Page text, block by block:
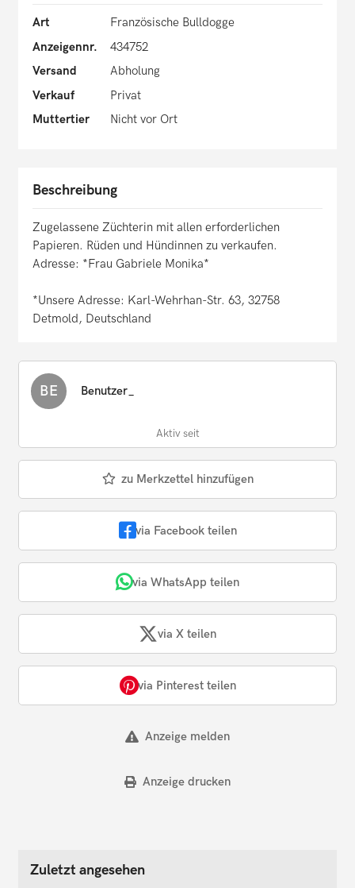
Art
Französische Bulldogge
Anzeigennr.
434752
Versand
Abholung
Verkauf
Privat
Muttertier
Nicht vor Ort
Beschreibung
Zugelassene Züchterin mit allen erforderlichen
Papieren. Rüden und Hündinnen zu verkaufen.
Adresse: *Frau Gabriele Monika*
*Unsere Adresse: Karl-Wehrhan-Str. 63, 32758
Detmold, Deutschland
BE Benutzer_
Aktiv seit
zu Merkzettel hinzufügen
via Facebook teilen
via WhatsApp teilen
via X teilen
via Pinterest teilen
Anzeige melden
Anzeige drucken
Zuletzt angesehen